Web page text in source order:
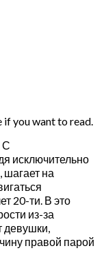
if you want to read.
С
исключительно
шагает на
20-ти. В это
из-за
девушки,
правой парой